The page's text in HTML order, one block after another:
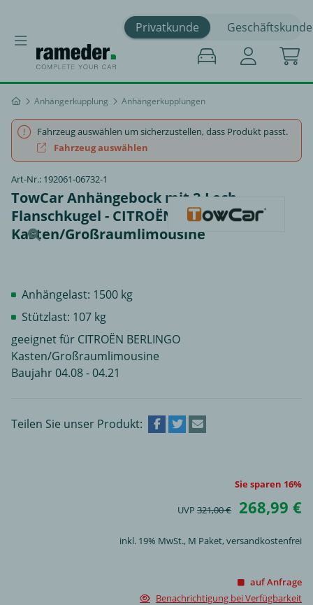
Privatkunde Geschäftskunde
Anhängerkupplung Anhängerkupplungen
Fahrzeug auswählen um sicherzustellen, dass Produkt passt.
Fahrzeug auswählen
Art-Nr.: 192061-06732-1
TowCar Anhängebock mit 2-Loch-
Flanschkugel - CITROËN BERLINGO
Kasten/Großraumlimousine
Anhängelast: 1500 kg
Stützlast: 107 kg
geeignet für CITROËN BERLINGO
Kasten/Großraumlimousine
Baujahr 04.08 - 04.21
Teilen Sie unser Produkt:
Sie sparen 16%
UVP 321,00 € 268,99 €
inkl. 19% MwSt., M Paket, versandkostenfrei
auf Anfrage
Benachrichtigung bei Verfügbarkeit